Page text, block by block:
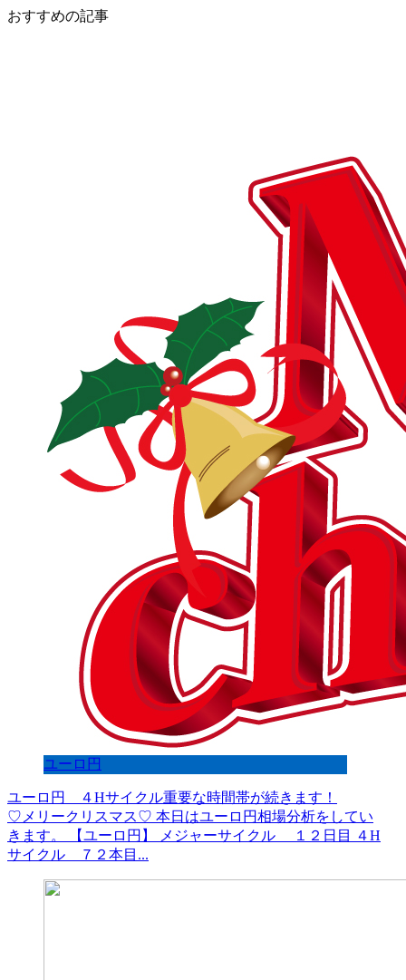
おすすめの記事
ユーロ円
ユーロ円 ４Hサイクル重要な時間帯が続きます！
♡メリークリスマス♡ 本日はユーロ円相場分析をしてい
きます。 【ユーロ円】 メジャーサイクル １２日目 ４H
サイクル ７２本目...